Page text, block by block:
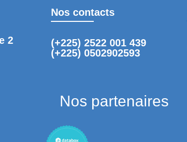
2
Nos contacts
(+225) 2522 001 439
(+225) 0502902593
Nos partenaires